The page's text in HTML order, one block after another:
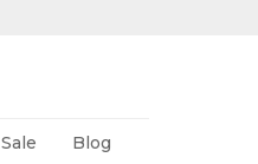
Sale Blog